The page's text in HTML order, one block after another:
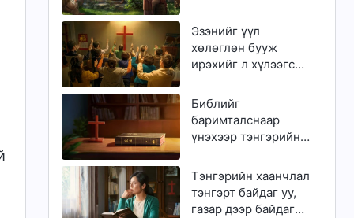
Эзэнийг үүл
хөлөглөн бууж
ирэхийг л хүлээгсэд
Библийг
баримталснаар
үнэхээр тэнгэрийн
чадах уу?
Тэнгэрийн хаанчлал
тэнгэрт байдаг уу,
газар дээр байдаг